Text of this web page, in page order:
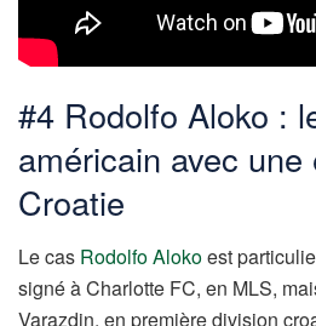
#4 Rodolfo Aloko :
américain avec une
Croatie
Le cas Rodolfo Alokoest
signé à Charlotte FC, en MLS,
Varazdin, en première division